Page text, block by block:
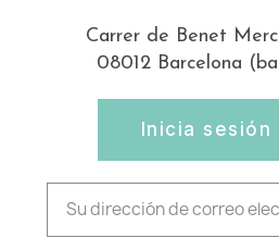
Carrer de Benet
08012 Barcelona
Inicia sesión